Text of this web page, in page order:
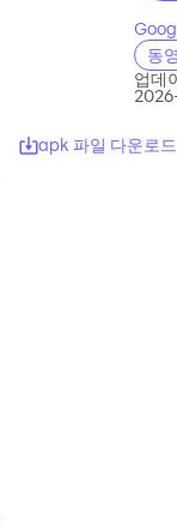
동
업데
apk 파일 다운로드